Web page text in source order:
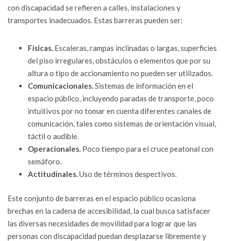
con discapacidad se refieren a calles, instalaciones y
transportes inadecuados. Estas barreras pueden ser:
Físicas. Escaleras, rampas inclinadas o largas, superficies
del piso irregulares, obstáculos o elementos que por su
altura o tipo de accionamiento no pueden ser utilizados.
Comunicacionales.Sistemas de información en el
espacio público, incluyendo paradas de transporte, poco
intuitivos por no tomar en cuenta diferentes canales de
comunicación, tales como sistemas de orientación visual,
táctil o audible.
Operacionales. Poco tiempo para el cruce peatonal con
semáforo.
Actitudinales.Uso de términos despectivos.
Este conjunto de barreras en el espacio público ocasiona
brechas en la cadena de accesibilidad, la cual busca satisfacer
las diversas necesidades de movilidad para lograr que las
personas con discapacidad puedan desplazarse libremente y